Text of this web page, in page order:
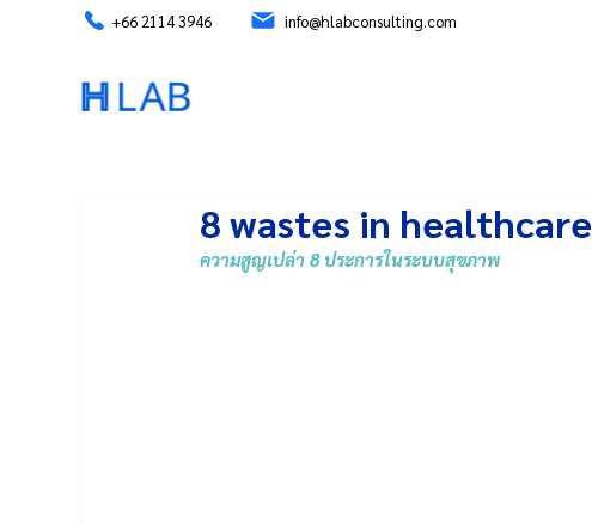
+66 2114 3946 info@hlabconsulting.com
8 wastes in healthcare
ความสูญเปล่า 8 ประการในระบบสุขภาพ